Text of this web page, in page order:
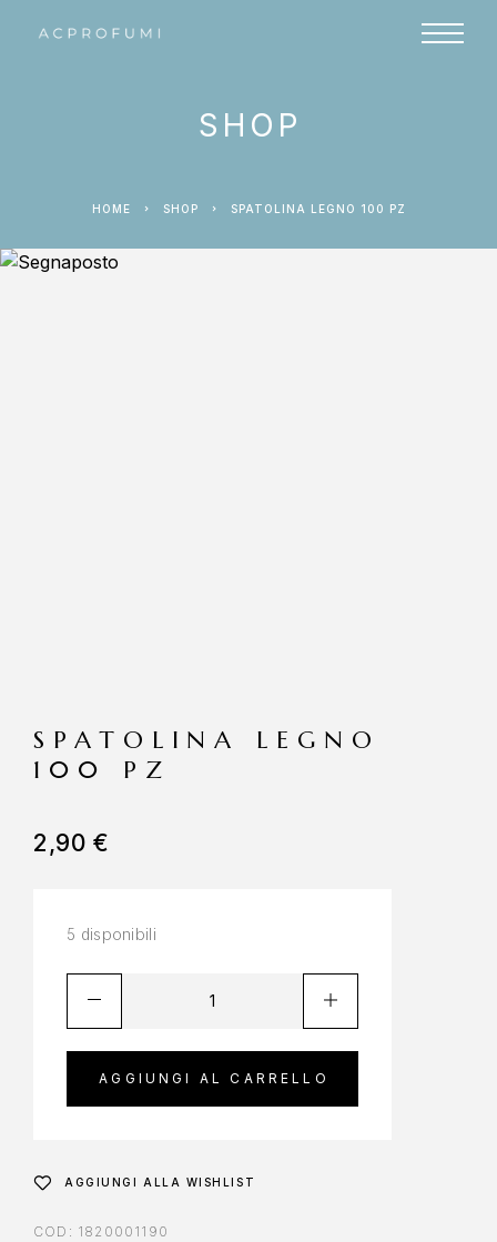
SHOP
HOME SHOP SPATOLINA LEGNO 100 PZ
SPATOLINA LEGNO
100 PZ
2,90€
5 disponibili
AGGIUNGI AL CARRELLO
AGGIUNGI ALLA WISHLIST
COD: 1820001190